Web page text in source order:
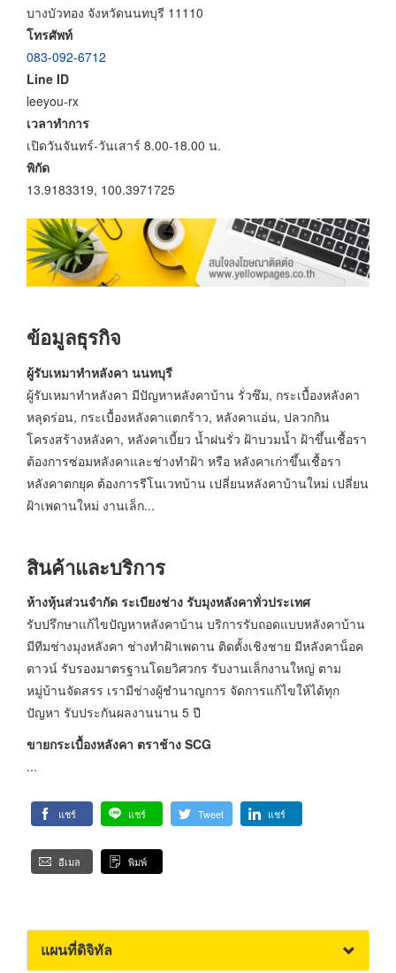
บางบัวทอง จังหวัดนนทบุรี 11110
โทรศัพท์
083-092-6712
Line ID
leeyou-rx
เวลาทำการ
เปิดวันจันทร์-วันเสาร์ 8.00-18.00 น.
พิกัด
13.9183319, 100.3971725
ข้อมูลธุรกิจ
ผู้รับเหมาทำหลังคา นนทบุรี
ผู้รับเหมาทำหลังคา มีปัญหาหลังคาบ้าน รั่วซึม, กระเบื้องหลังคา
หลุดร่อน, กระเบื้องหลังคาแตกร้าว, หลังคาแอ่น, ปลวกกิน
โครงสร้างหลังคา, หลังคาเบี้ยว น้ำฝนรั่ว ฝ้าบวมน้ำ ฝ้าขึ้นเชื้อรา
ต้องการซ่อมหลังคาและช่างทำฝ้า หรือ หลังคาเก่าขึ้นเชื้อรา
หลังคาตกยุค ต้องการรีโนเวทบ้าน เปลี่ยนหลังคาบ้านใหม่ เปลี่ยน
ฝ้าเพดานใหม่ งานเล็ก...
สินค้าและบริการ
ห้างหุ้นส่วนจำกัด ระเบียงช่าง รับมุงหลังคาทั่วประเทศ
รับปรึกษาแก้ไขปัญหาหลังคาบ้าน บริการรับถอดแบบหลังคาบ้าน
มีทีมช่างมุงหลังคา ช่างทำฝ้าเพดาน ติดตั้งเชิงชาย มีหลังคาน็อค
ดาวน์ รับรองมาตรฐานโดยวิศวกร รับงานเล็กงานใหญ่ ตาม
หมู่บ้านจัดสรร เรามีช่างผู้ชำนาญการ จัดการแก้ไขให้ได้ทุก
ปัญหา รับประกันผลงานนาน 5 ปี
ขายกระเบื้องหลังคา ตราช้าง SCG
...
แชร์ แชร์ Tweet แชร์
อีเมล พิมพ์
แผนที่ดิจิทัล